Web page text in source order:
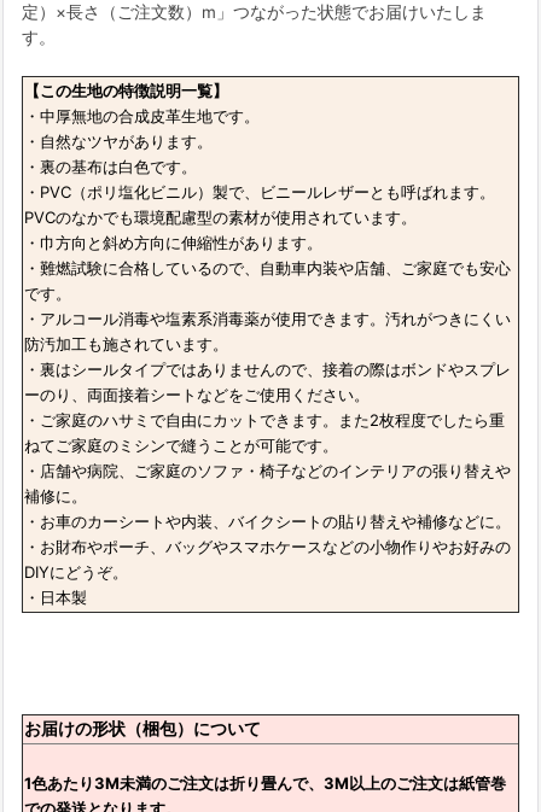
定）×長さ（ご注文数）m」つながった状態でお届けいたしま
す。
【この生地の特徴説明一覧】
・中厚無地の合成皮革生地です。
・自然なツヤがあります。
・裏の基布は白色です。
・PVC（ポリ塩化ビニル）製で、ビニールレザーとも呼ばれます。
PVCのなかでも環境配慮型の素材が使用されています。
・巾方向と斜め方向に伸縮性があります。
・難燃試験に合格しているので、自動車内装や店舗、ご家庭でも安心
です。
・アルコール消毒や塩素系消毒薬が使用できます。汚れがつきにくい
防汚加工も施されています。
・裏はシールタイプではありませんので、接着の際はボンドやスプレ
ーのり、両面接着シートなどをご使用ください。
・ご家庭のハサミで自由にカットできます。また2枚程度でしたら重
ねてご家庭のミシンで縫うことが可能です。
・店舗や病院、ご家庭のソファ・椅子などのインテリアの張り替えや
補修に。
・お車のカーシートや内装、バイクシートの貼り替えや補修などに。
・お財布やポーチ、バッグやスマホケースなどの小物作りやお好みの
DIYにどうぞ。
・日本製
お届けの形状（梱包）について
1色あたり3M未満のご注文は折り畳んで、3M以上のご注文は紙管巻
での発送となります。